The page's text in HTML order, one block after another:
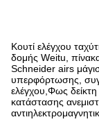
Κουτί ελέγχου
δομής Weitu,
Schneider airs
υπερφόρτωσης,
ελέγχου,Φως
κατάστασης